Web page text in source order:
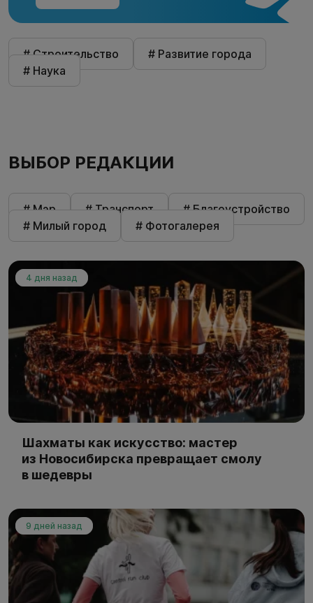
# Строительство
# Развитие города
# Наука
ВЫБОР РЕДАКЦИИ
# Мэр # Транспорт
# Благоустройство
# Милый город
# Фотогалерея
4 дня назад
Шахматы как искусство: мастер
из Новосибирска превращает смолу
в шедевры
9 дней назад